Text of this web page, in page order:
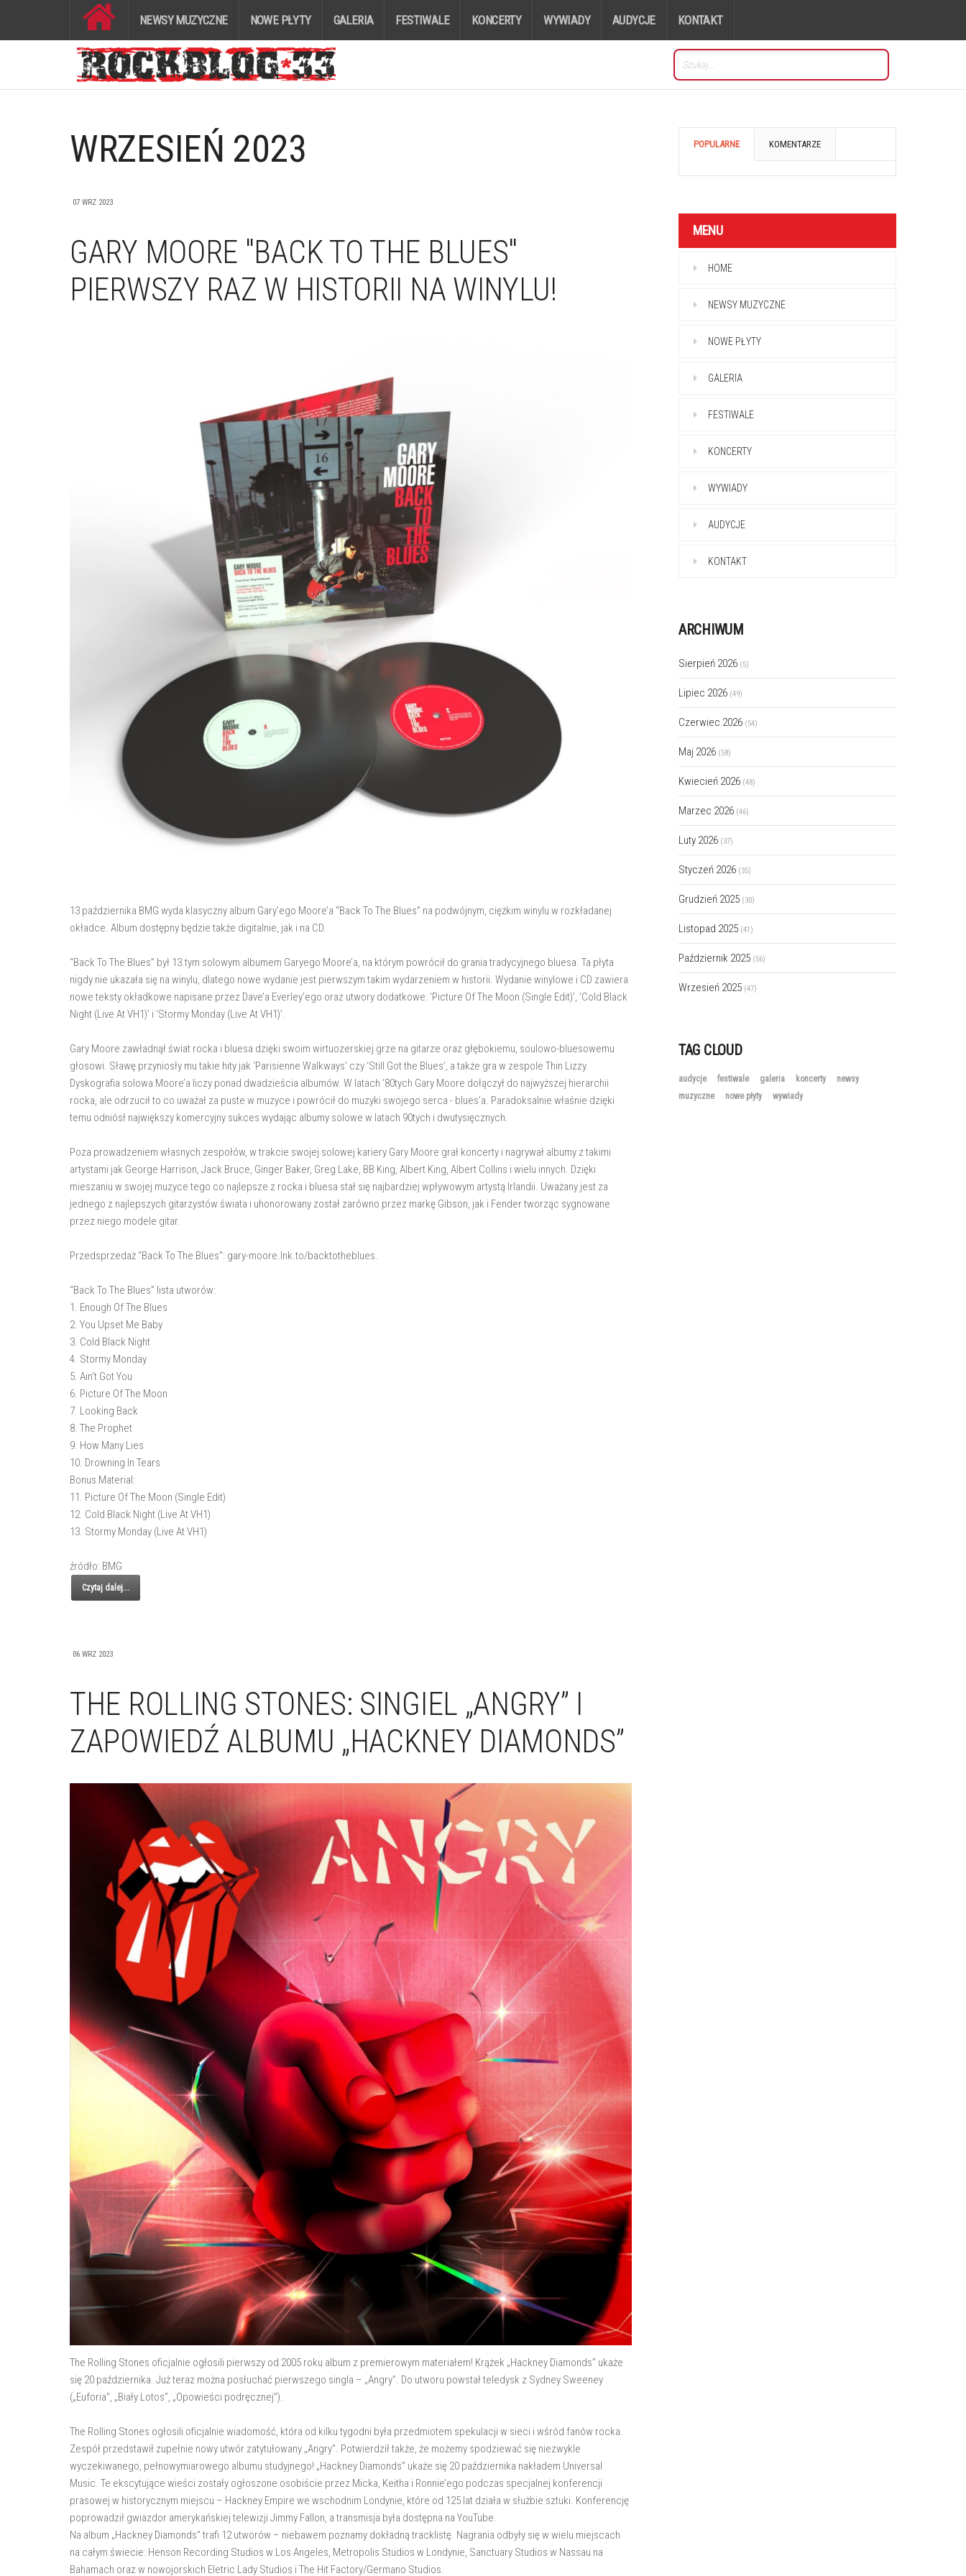
NEWSY MUZYCZNE NOWE PŁYTY GALERIA FESTIWALE KONCERTY WYWIADY AUDYCJE KONTAKT
WRZESIEŃ 2023
07 WRZ 2023
GARY MOORE "BACK TO THE BLUES"
PIERWSZY RAZ W HISTORII NA WINYLU!
13 października BMG wyda klasyczny album Gary’ego Moore’a “Back To The Blues” na podwójnym, ciężkim winylu w rozkładanej
okładce. Album dostępny będzie także digitalnie, jak i na CD.
“Back To The Blues” był 13.tym solowym albumem Garyego Moore’a, na którym powrócił do grania tradycyjnego bluesa. Ta płyta
nigdy nie ukazała się na winylu, dlatego nowe wydanie jest pierwszym takim wydarzeniem w historii. Wydanie winylowe i CD zawiera
nowe teksty okładkowe napisane przez Dave’a Everley’ego oraz utwory dodatkowe: ‘Picture Of The Moon (Single Edit)’, ‘Cold Black
Night (Live At VH1)’ i ‘Stormy Monday (Live At VH1)’.
Gary Moore zawładnął świat rocka i bluesa dzięki swoim wirtuozerskiej grze na gitarze oraz głębokiemu, soulowo-bluesowemu
głosowi. Sławę przyniosły mu takie hity jak ‘Parisienne Walkways’ czy ‘Still Got the Blues’, a także gra w zespole Thin Lizzy.
Dyskografia solowa Moore’a liczy ponad dwadzieścia albumów. W latach ‘80tych Gary Moore dołączył do najwyższej hierarchii
rocka, ale odrzucił to co uważał za puste w muzyce i powrócił do muzyki swojego serca - blues’a. Paradoksalnie właśnie dzięki
temu odniósł największy komercyjny sukces wydając albumy solowe w latach 90tych i dwutysięcznych.
Poza prowadzeniem własnych zespołów, w trakcie swojej solowej kariery Gary Moore grał koncerty i nagrywał albumy z takimi
artystami jak George Harrison, Jack Bruce, Ginger Baker, Greg Lake, BB King, Albert King, Albert Collins i wielu innych. Dzięki
mieszaniu w swojej muzyce tego co najlepsze z rocka i bluesa stał się najbardziej wpływowym artystą Irlandii. Uważany jest za
jednego z najlepszych gitarzystów świata i uhonorowany został zarówno przez markę Gibson, jak i Fender tworząc sygnowane
przez niego modele gitar.
Przedsprzedaż “Back To The Blues”: gary-moore.lnk.to/backtotheblues.
“Back To The Blues” lista utworów:
1. Enough Of The Blues
2. You Upset Me Baby
3. Cold Black Night
4. Stormy Monday
5. Ain’t Got You
6. Picture Of The Moon
7. Looking Back
8. The Prophet
9. How Many Lies
10. Drowning In Tears
Bonus Material:
11. Picture Of The Moon (Single Edit)
12. Cold Black Night (Live At VH1)
13. Stormy Monday (Live At VH1)
źródło: BMG
Czytaj dalej...
06 WRZ 2023
THE ROLLING STONES: SINGIEL „ANGRY” I
ZAPOWIEDŹ ALBUMU „HACKNEY DIAMONDS”
The Rolling Stones oficjalnie ogłosili pierwszy od 2005 roku album z premierowym materiałem! Krążek „Hackney Diamonds” ukaże
się 20 października. Już teraz można posłuchać pierwszego singla – „Angry”. Do utworu powstał teledysk z Sydney Sweeney
(„Euforia”, „Biały Lotos”, „Opowieści podręcznej”).
The Rolling Stones ogłosili oficjalnie wiadomość, która od kilku tygodni była przedmiotem spekulacji w sieci i wśród fanów rocka.
Zespół przedstawił zupełnie nowy utwór zatytułowany „Angry”. Potwierdził także, że możemy spodziewać się niezwykle
wyczekiwanego, pełnowymiarowego albumu studyjnego! „Hackney Diamonds” ukaże się 20 października nakładem Universal
Music. Te ekscytujące wieści zostały ogłoszone osobiście przez Micka, Keitha i Ronnie’ego podczas specjalnej konferencji
prasowej w historycznym miejscu – Hackney Empire we wschodnim Londynie, które od 125 lat działa w służbie sztuki. Konferencję
poprowadził gwiazdor amerykańskiej telewizji Jimmy Fallon, a transmisja była dostępna na YouTube.
Na album „Hackney Diamonds” trafi 12 utworów – niebawem poznamy dokładną tracklistę. Nagrania odbyły się w wielu miejscach
na całym świecie: Henson Recording Studios w Los Angeles, Metropolis Studios w Londynie, Sanctuary Studios w Nassau na
Bahamach oraz w nowojorskich Eletric Lady Studios i The Hit Factory/Germano Studios.
POPULARNE KOMENTARZE
MENU
HOME
NEWSY MUZYCZNE
NOWE PŁYTY
GALERIA
FESTIWALE
KONCERTY
WYWIADY
AUDYCJE
KONTAKT
ARCHIWUM
Sierpień 2026 (5)
Lipiec 2026 (49)
Czerwiec 2026 (54)
Maj 2026 (58)
Kwiecień 2026 (48)
Marzec 2026 (46)
Luty 2026 (37)
Styczeń 2026 (35)
Grudzień 2025 (30)
Listopad 2025 (41)
Październik 2025 (56)
Wrzesień 2025 (47)
TAG CLOUD
audycje festiwale galeria koncerty
newsy
muzyczne
nowe płyty wywiady